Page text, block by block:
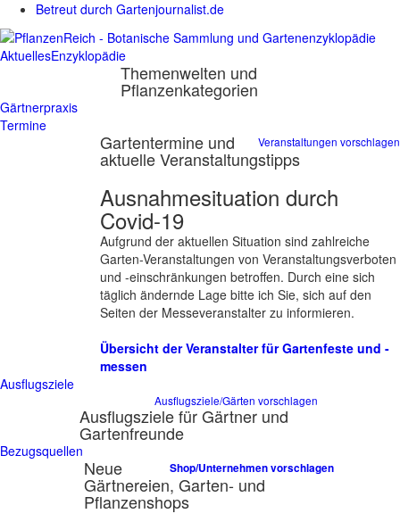
Betreut durch Gartenjournalist.de
AktuellesEnzyklopädie
Themenwelten und
Pflanzenkategorien
Gärtnerpraxis
Termine
Veranstaltungen vorschlagen
Gartentermine und
aktuelle Veranstaltungstipps
Ausnahmesituation durch
Covid-19
Aufgrund der aktuellen Situation sind zahlreiche
Garten-Veranstaltungen von Veranstaltungsverboten
und -einschränkungen betroffen. Durch eine sich
täglich ändernde Lage bitte ich Sie, sich auf den
Seiten der Messeveranstalter zu informieren.
Übersicht der Veranstalter für Gartenfeste und -
messen
Ausflugsziele
Ausflugsziele/Gärten vorschlagen
Ausflugsziele für Gärtner und
Gartenfreunde
Bezugsquellen
Shop/Unternehmen vorschlagen
Neue
Gärtnereien, Garten- und
Pflanzenshops